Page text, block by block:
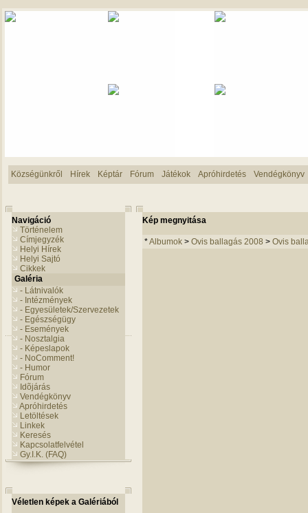
Községünkről Hírek Képtár Fórum Játékok Apróhirdetés Vendégkönyv
Navigáció
Történelem
Címjegyzék
Helyi Hírek
Helyi Sajtó
Cikkek
Galéria
- Látnivalók
- Intézmények
- Egyesületek/Szervezetek
- Egészségügy
- Események
- Nosztalgia
- Képeslapok
- NoComment!
- Humor
Fórum
Idõjárás
Vendégkönyv
Apróhirdetés
Letöltések
Linkek
Keresés
Kapcsolatfelvétel
Gy.I.K. (FAQ)
Véletlen képek a Galériából
Kép megnyitása
*Albumok > Ovis ballagás 2008 > Ovis